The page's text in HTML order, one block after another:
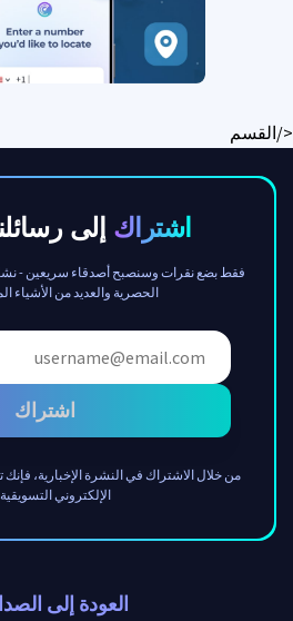
</القسم
اشتراك إلى
فقط بضع نقرات وسنصبح أصدقاء سريعين -
الحصرية والعديد من الأشياء
اشتراك
من خلال الاشتراك في النشرة الإخبارية،
الإلكتروني
العودة إلى